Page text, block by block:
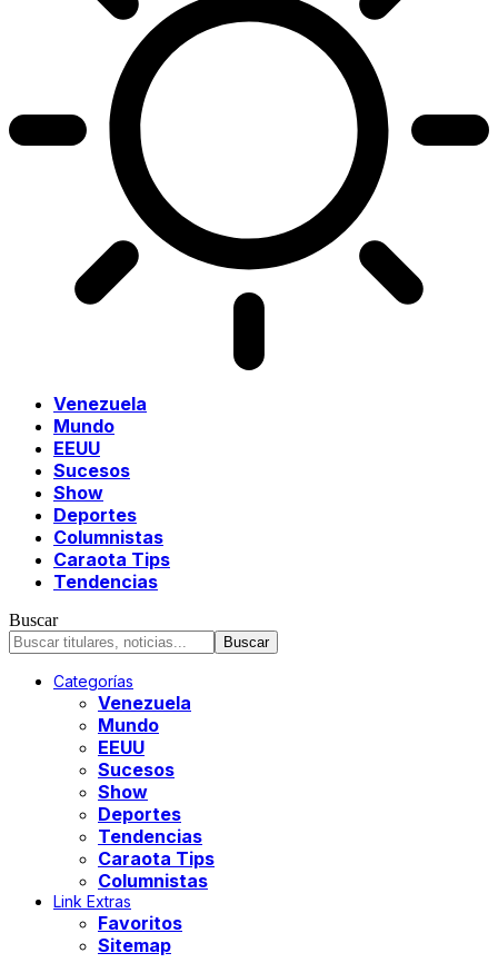
Venezuela
Mundo
EEUU
Sucesos
Show
Deportes
Columnistas
Caraota Tips
Tendencias
Buscar
Categorías
Venezuela
Mundo
EEUU
Sucesos
Show
Deportes
Tendencias
Caraota Tips
Columnistas
Link Extras
Favoritos
Sitemap